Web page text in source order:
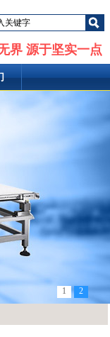
界 源于坚实一点
1 2